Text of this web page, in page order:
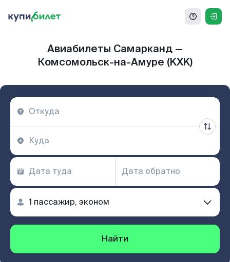
Авиабилеты Самарканд —
Комсомольск-на-Амуре (KXK)
Найти